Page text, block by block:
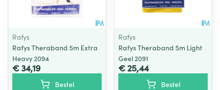
Rafys
Rafys Theraband 5m Extra
Heavy 2094
€ 34,19
Bestel
Rafys
Rafys Theraband 5m Light
Geel 2091
€ 25,44
Bestel